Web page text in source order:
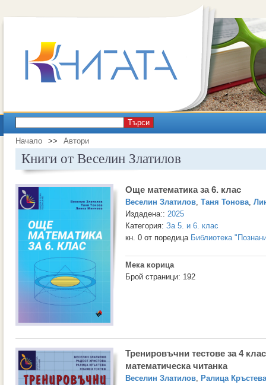
Търси
Начало >> Автори
Книги от Веселин Златилов
Още математика за 6. клас
Веселин Златилов, Таня Тонова,
Издадена:: 2025
Категория: За 5. и 6. клас
кн. 0 от поредица Библиотека
Мека корица
Брой страници: 192
Тренировъчни тестове за 4
математическа читанка
Веселин Златилов, Ралица Кръстева